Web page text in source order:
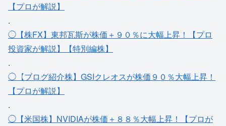
【プロが解説】
.
◯【株FX】東邦瓦斯が株価＋９０％に大幅上昇！【プロ
投資家が解説】【特別編株】
.
◯【ブログ紹介株】GSIクレオスが株価９０％大幅上昇！
【プロが解説】
.
◯【米国株】NVIDIAが株価＋８８％大幅上昇！【プロが